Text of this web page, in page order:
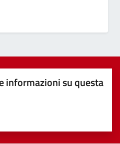
informazioni su questa
su 5
5